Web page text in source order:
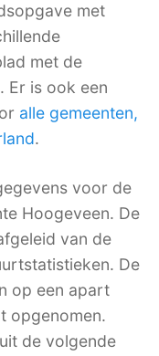
met
met de
Er is ook een
alle gemeenten,
.
voor de
Hoogeveen. De
van de
De
op een apart
opgenomen.
de volgende